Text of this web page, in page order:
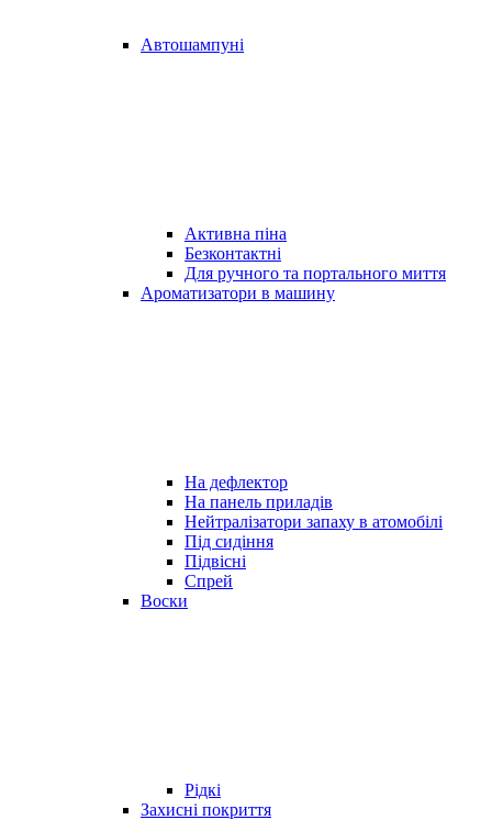
Автошампуні
Активна піна
Безконтактні
Для ручного та портального миття
Ароматизатори в машину
На дефлектор
На панель приладів
Нейтралізатори запаху в атомобілі
Під сидіння
Підвісні
Спрей
Воски
Рідкі
Захисні покриття